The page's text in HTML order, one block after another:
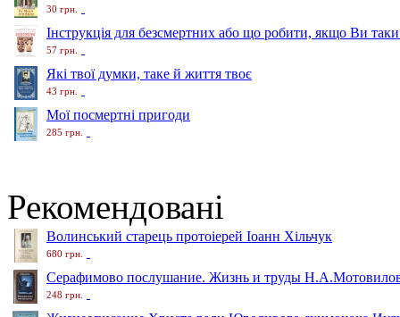
30 грн.
Інструкція для безсмертних або що робити, якщо Ви
57 грн.
Які твої думки, таке й життя твоє
43 грн.
Мої посмертні пригоди
285 грн.
Рекомендовані
Волинський старець протоіерей Іоанн Хільчук
680 грн.
Серафимово послушание. Жизнь и труды
248 грн.